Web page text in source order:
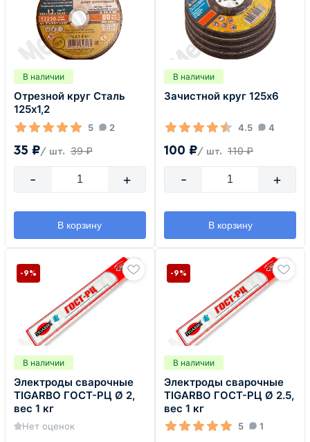
В наличии
Отрезной круг Сталь
125х1,2
5 2
35 ₽/ шт. 39 ₽
- +
В корзину
В наличии
Зачистной круг 125х6
4.5 4
100 ₽/ шт. 110 ₽
- +
В корзину
В наличии
Электроды сварочные
TIGARBO ГОСТ-РЦ Ø 2,
вес 1 кг
Нет оценок
-9%
В наличии
Электроды сварочные
TIGARBO ГОСТ-РЦ Ø 2.5,
вес 1 кг
5 1
-9%